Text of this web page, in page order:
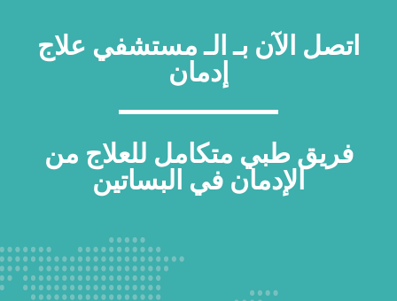
اتصل الآن بـ الـ مستشفي علاج
إدمان
فريق طبي متكامل للعلاج من
الإدمان في البساتين